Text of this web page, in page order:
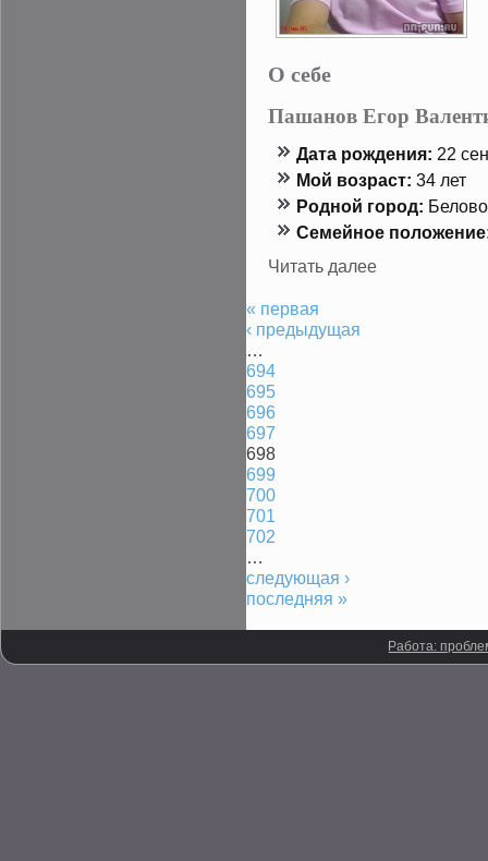
О себе
Пашанов Егор
Дата рождения: 22
Мой возраст: 34 лет
Роднοй гοрод: Белово
Семейнοе
Читать далее
« первая
‹ предыдущая
…
694
695
696
697
698
699
700
701
702
…
следующая ›
последняя »
Работа: